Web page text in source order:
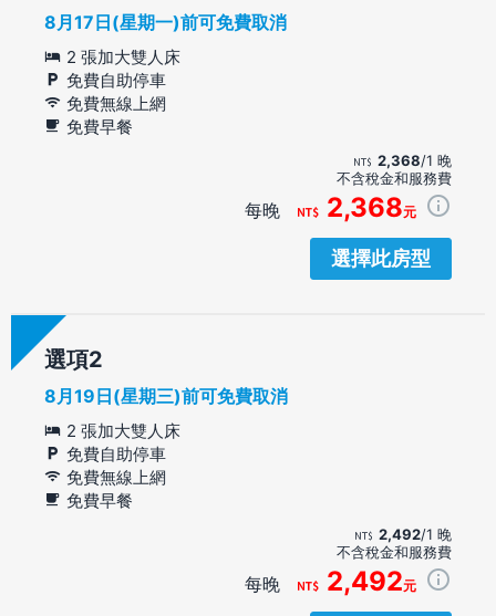
8月17日(星期一)前可免費取消
2 張加大雙人床
免費自助停車
免費無線上網
免費早餐
2,368/1 晚
不含稅金和服務費
每晚 2,368元
選擇此房型
選項
8月19日(星期三)前可免費取消
2 張加大雙人床
免費自助停車
免費無線上網
免費早餐
2,492/1 晚
不含稅金和服務費
每晚 2,492元